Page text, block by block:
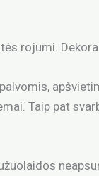
rojumi.
Taip pat